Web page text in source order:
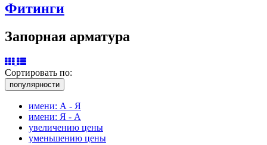
Фитинги
Запорная арматура
Сортировать по:
популярности
имени: А - Я
имени: Я - А
увеличению цены
уменьшению цены